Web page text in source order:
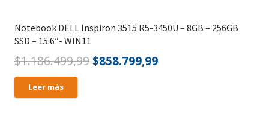
Notebook DELL Inspiron 3515 R5-3450U – 8GB – 256GB
SSD – 15.6″- WIN11
$1.186.499,99El
$858.799,99El
Leer más